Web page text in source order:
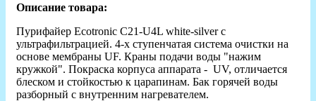
Описание товара:
Пурифайер Ecotronic C21-U4L white-silver с
ультрафильтрацией. 4-х ступенчатая система очистки на
основе мембраны UF. Краны подачи воды "нажим
кружкой". Покраска корпуса аппарата - UV, отличается
блеском и стойкостью к царапинам. Бак горячей воды
разборный с внутренним нагревателем.